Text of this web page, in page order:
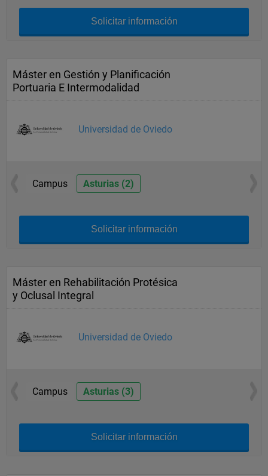
Solicitar información
Máster en Gestión y Planificación
Portuaria E Intermodalidad
Universidad de Oviedo
Campus Asturias (2)
Solicitar información
Máster en Rehabilitación Protésica
y Oclusal Integral
Universidad de Oviedo
Campus Asturias (3)
Solicitar información